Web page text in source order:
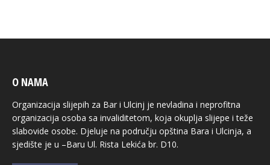
O NAMA
Organizacija slijepih za Bar i Ulcinj je nevladina i neprofitna
organizacija osoba sa invaliditetom, koja okuplja slijepe i teže
slabovide osobe. Djeluje na području opština Bara i Ulcinja, a
sjedište je u –Baru Ul. Rista Lekića br. D10.